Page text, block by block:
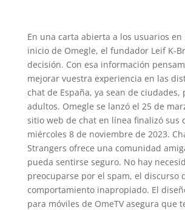
En una carta abierta a los usuarios
inicio de Omegle, el fundador Leif K-
decisión. Con esa información
mejorar vuestra experiencia en las
chat de España, ya sean de ciudades,
adultos. Omegle se lanzó el 25 de
sitio web de chat en línea finalizó sus
miércoles 8 de noviembre de 2023.
Strangers ofrece una comunidad
pueda sentirse seguro. No hay
preocuparse por el spam, el discurso
comportamiento inapropiado. El
para móviles de OmeTV asegura que